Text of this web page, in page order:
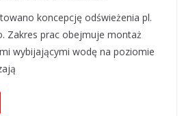
koncepcję odświeżenia pl.
Zakres prac obejmuje montaż
wybijającymi wodę na poziomie